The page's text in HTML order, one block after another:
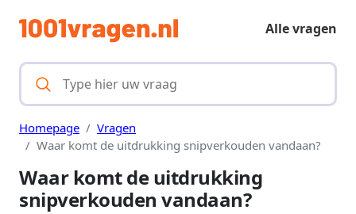
Alle vragen
Homepage
Vragen
Waar komt de uitdrukking snipverkouden vandaan?
Waar komt de uitdrukking
snipverkouden vandaan?